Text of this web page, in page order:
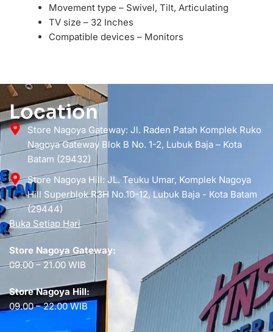
Movement type – Swivel, Tilt, Articulating
TV size – 32 Inches
Compatible devices – Monitors
Location
Store Nagoya Gateway: Jl. Raden Patah Komplek Ruko
Nagoya Gateway Blok B No. 1-2, Lubuk Baja – Kota
Batam (29432)
Store Nagoya Hill: JL. Teuku Umar, Komplek Nagoya
Hill Superblok R3H No.10-12, Lubuk Baja - Kota Batam
(29444)
Buka Setiap Hari
Store Nagoya Gateway:
09.00 – 21.00 WIB
Store Nagoya Hill:
09.00 – 22.00 WIB